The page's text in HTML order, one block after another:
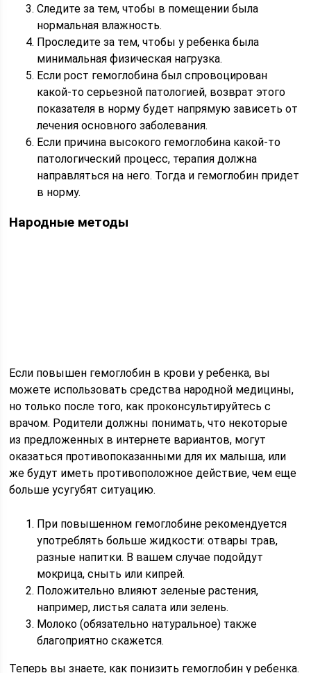
Следите за тем, чтобы в помещении была
нормальная влажность.
Проследите за тем, чтобы у ребенка была
минимальная физическая нагрузка.
Если рост гемоглобина был спровоцирован
какой-то серьезной патологией, возврат этого
показателя в норму будет напрямую зависеть от
лечения основного заболевания.
Если причина высокого гемоглобина какой-то
патологический процесс, терапия должна
направляться на него. Тогда и гемоглобин придет
в норму.
Народные методы
Если повышен гемоглобин в крови у ребенка, вы
можете использовать средства народной медицины,
но только после того, как проконсультируйтесь с
врачом. Родители должны понимать, что некоторые
из предложенных в интернете вариантов, могут
оказаться противопоказанными для их малыша, или
же будут иметь противоположное действие, чем еще
больше усугубят ситуацию.
При повышенном гемоглобине рекомендуется
употреблять больше жидкости: отвары трав,
разные напитки. В вашем случае подойдут
мокрица, сныть или кипрей.
Положительно влияют зеленые растения,
например, листья салата или зелень.
Молоко (обязательно натуральное) также
благоприятно скажется.
Теперь вы знаете, как понизить гемоглобин у ребенка.